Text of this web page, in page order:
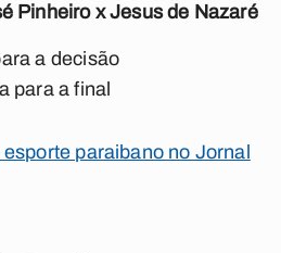
Pinheiro x Jesus de Nazaré
a decisão
para a final
paraibano no Jornal